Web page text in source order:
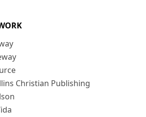
Christian Publishing